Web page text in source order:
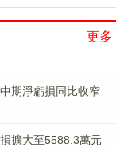
更多
期淨虧損同比收窄
擴大至5588.3萬元